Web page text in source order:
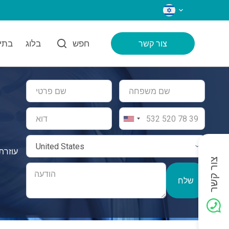
שפות
בלוג חפש צור קשר
שלח צור קשר